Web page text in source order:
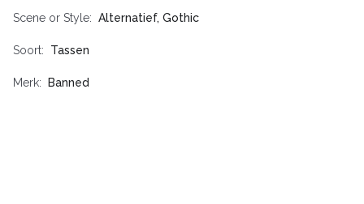
Scene or Style Alternatief, Gothic
Soort Tassen
Merk Banned